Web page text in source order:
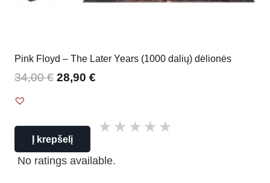
Pink Floyd – The Later Years (1000 dalių) dėlionės
34,00€ 28,90 €
Į krepšelį
No ratings available.